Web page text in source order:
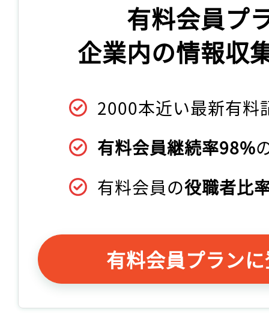
有料会員プ
企業内の情報収
2000本近い最新有料
有料会員継続率98%
有料会員の役職者比
有料会員プラン